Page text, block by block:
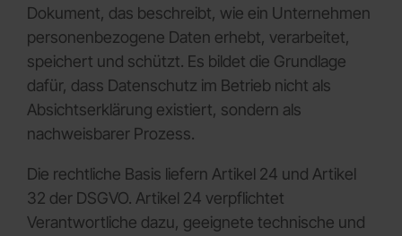
Dokument, das beschreibt, wie ein Unternehmen
personenbezogene Daten erhebt, verarbeitet,
speichert und schützt. Es bildet die Grundlage
dafür, dass Datenschutz im Betrieb nicht als
Absichtserklärung existiert, sondern als
nachweisbarer Prozess.
Die rechtliche Basis liefern Artikel 24 und Artikel
32 der DSGVO. Artikel 24 verpflichtet
Verantwortliche dazu, geeignete technische und